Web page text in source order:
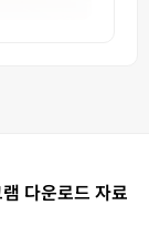
다운로드 자료